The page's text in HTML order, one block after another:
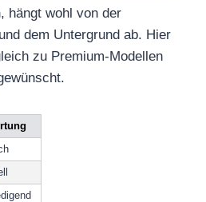
hängt wohl von der
dem Untergrund ab. Hier
zu Premium-Modellen